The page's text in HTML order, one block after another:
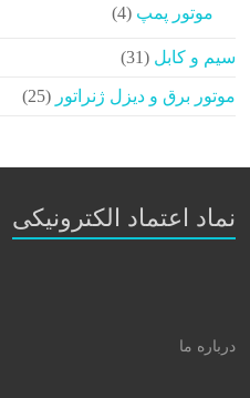
موتور پمپ 4
4
سیم و کابل
31
31
موتور برق و دیزل ژنراتور 25
25
نماد اعتماد الکترونیکی
درباره ما